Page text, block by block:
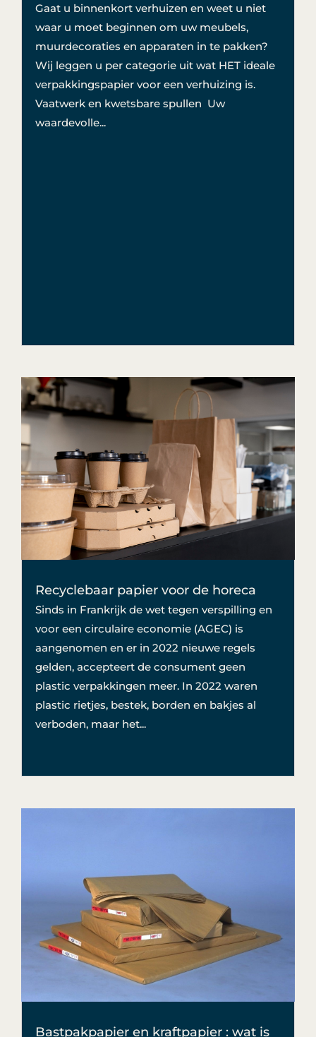
Gaat u binnenkort verhuizen en weet u niet
waar u moet beginnen om uw meubels,
muurdecoraties en apparaten in te pakken?
Wij leggen u per categorie uit wat HET ideale
verpakkingspapier voor een verhuizing is.
Vaatwerk en kwetsbare spullen Uw
waardevolle...
Recyclebaar papier voor de horeca
Sinds in Frankrijk de wet tegen verspilling en
voor een circulaire economie (AGEC) is
aangenomen en er in 2022 nieuwe regels
gelden, accepteert de consument geen
plastic verpakkingen meer. In 2022 waren
plastic rietjes, bestek, borden en bakjes al
verboden, maar het...
Bastpakpapier en kraftpapier : wat is